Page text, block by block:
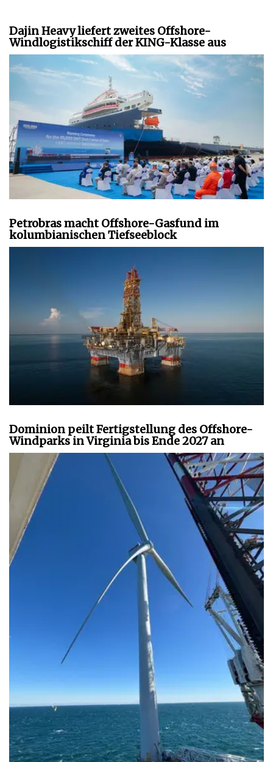
Dajin Heavy liefert zweites Offshore-
Windlogistikschiff der KING-Klasse aus
Petrobras macht Offshore-Gasfund im
kolumbianischen Tiefseeblock
Dominion peilt Fertigstellung des Offshore-
Windparks in Virginia bis Ende 2027 an